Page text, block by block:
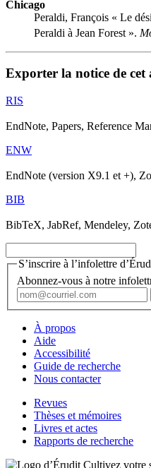
Chicago
Peraldi, François « Le
Peraldi à Jean Forest ».
Exporter la notice de cet
RIS
EndNote, Papers, Reference
ENW
EndNote (version X9.1 et +),
BIB
BibTeX, JabRef, Mendeley,
S’inscrire à l’infolettre
Abonnez-vous à notre
À propos
Aide
Accessibilité
Guide de recherche
Nous contacter
Revues
Thèses et mémoires
Livres et actes
Rapports de recherche
Cultivez votre